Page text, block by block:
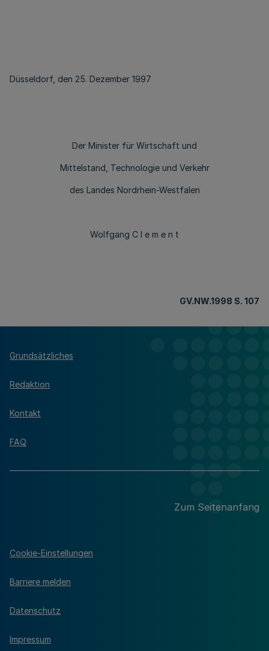
Düsseldorf, den 25. Dezember 1997
Der Minister für Wirtschaft und
Mittelstand, Technologie und Verkehr
des Landes Nordrhein-Westfalen
Wolfgang C l e m e n t
GV.NW.1998 S. 107
Grundsätzliches
Redaktion
Kontakt
FAQ
Zum Seitenanfang
Cookie-Einstellungen
Barriere melden
Datenschutz
Impressum